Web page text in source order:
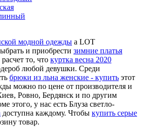
модной одежды a LOT
и приобрести зимние платья
то, что куртка весна 2020
любой девушки. Среди
брюки из льна женские - купить этот
можно по цене от производителя и
Ровно, Бердянск и по другим
этого, у нас есть Блуза светло-
доступна каждому. Чтобы купить серые
товар.